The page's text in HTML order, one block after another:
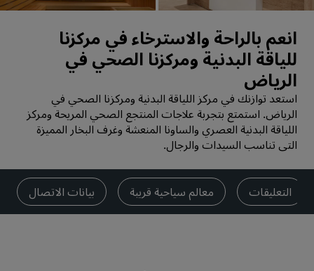
انعم بالراحة والاسترخاء في مركزنا
للياقة البدنية ومركزنا الصحي في
الرياض
استعد توازنك في مركز اللياقة البدنية ومركزنا الصحي في
الرياض. استمتع بتجربة علاجات المنتجع الصحي المريحة ومركز
اللياقة البدنية العصري والساونا المنعشة وغرف البخار المميزة
التي تناسب السيدات والرجال.
التعليقات معالم سياحية قريبة بيانات الاتصال